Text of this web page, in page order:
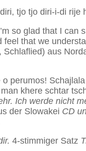
tjo tjo diri-i-di rije
so glad that I
that we
Schlaflied) aus
perumos!
khere schtar
Ich werde nicht
der Slowakei CD
4-stimmiger Satz